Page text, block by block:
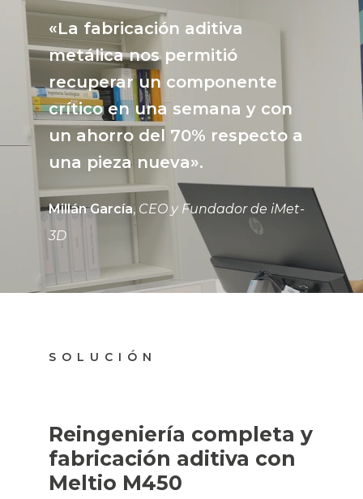
«La fabricación aditiva
metálica nos permitió
recuperar un componente
crítico en una semana y con
un ahorro del 70% respecto a
una pieza nueva».
Millán García, CEO y Fundador de iMet-
3D
SOLUCIÓN
Reingeniería completa y
fabricación aditiva con
Meltio M450